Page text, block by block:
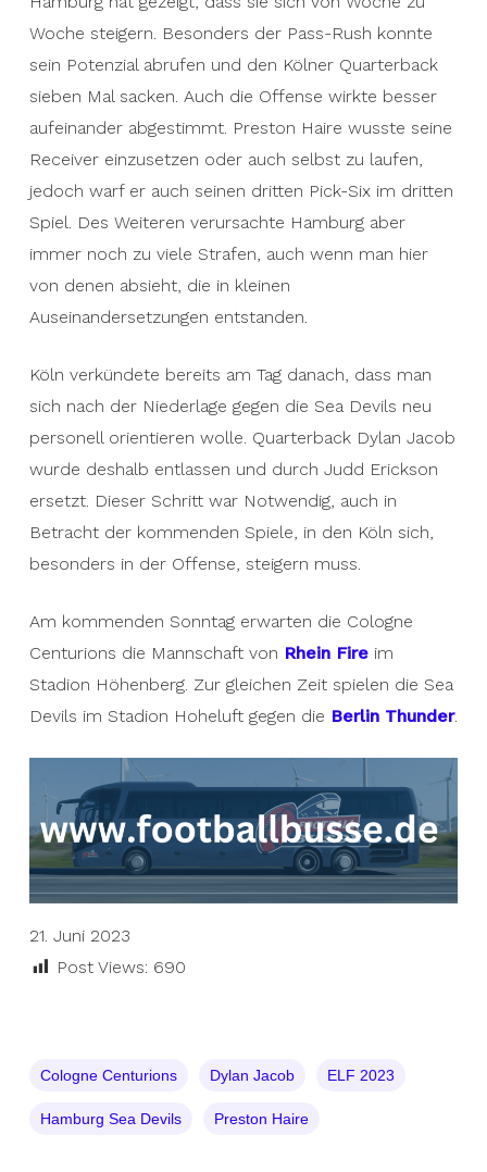
Woche steigern. Besonders der Pass-Rush konnte
sein Potenzial abrufen und den Kölner Quarterback
sieben Mal sacken. Auch die Offense wirkte besser
aufeinander abgestimmt. Preston Haire wusste seine
Receiver einzusetzen oder auch selbst zu laufen,
jedoch warf er auch seinen dritten Pick-Six im dritten
Spiel. Des Weiteren verursachte Hamburg aber
immer noch zu viele Strafen, auch wenn man hier
von denen absieht, die in kleinen
Auseinandersetzungen entstanden.
Köln verkündete bereits am Tag danach, dass man
sich nach der Niederlage gegen die Sea Devils neu
personell orientieren wolle. Quarterback Dylan Jacob
wurde deshalb entlassen und durch Judd Erickson
ersetzt. Dieser Schritt war Notwendig, auch in
Betracht der kommenden Spiele, in den Köln sich,
besonders in der Offense, steigern muss.
Am kommenden Sonntag erwarten die Cologne
Centurions die Mannschaft von Rhein Fireim
Stadion Höhenberg. Zur gleichen Zeit spielen die Sea
Devils im Stadion Hoheluft gegen die Berlin Thunder.
21. Juni 2023
Post Views: 690
Cologne Centurions Dylan Jacob ELF 2023
Hamburg Sea Devils Preston Haire